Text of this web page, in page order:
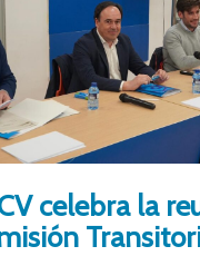
celebra la